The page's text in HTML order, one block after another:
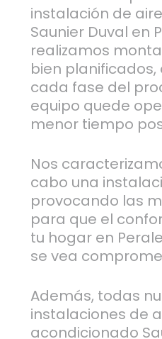
instalación de
Saunier Duval en
realizamos
bien
cada fase del
equipo quede
menor tiempo
Nos
cabo una
provocando las
para que el
tu hogar en
se vea
Además, todas
instalaciones de
acondicionado